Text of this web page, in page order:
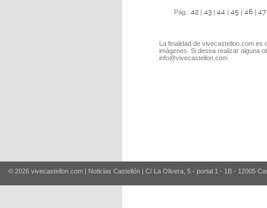
Pág.: 42 | 43 | 44 | 45 | 46 | 47
La finalidad de vivecastellon.com
imágenes. Si desea realizar alguna
info@vivecastellon.com
© 2026 vivecastellon.com | Noticias Castellón | C/ La Olivera, 5 - portal 1 - 1B - 12005